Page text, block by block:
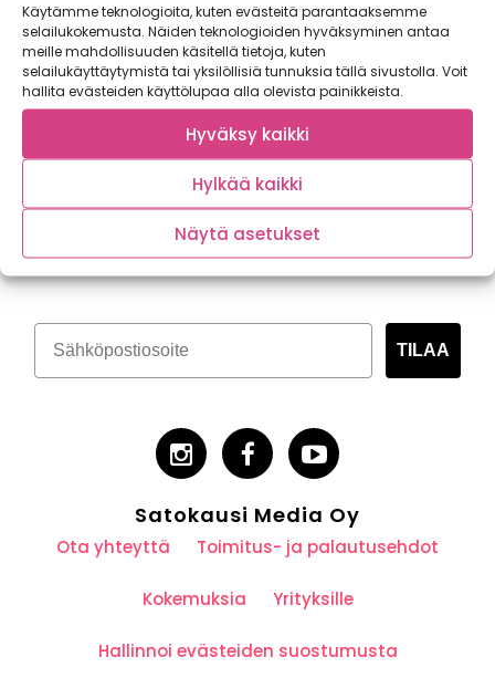
Käytämme teknologioita, kuten evästeitä parantaaksemme
selailukokemusta. Näiden teknologioiden hyväksyminen antaa
meille mahdollisuuden käsitellä tietoja, kuten
selailukäyttäytymistä tai yksilöllisiä tunnuksia tällä sivustolla. Voit
hallita evästeiden käyttölupaa alla olevista painikkeista.
Hyväksy kaikki
Hylkää kaikki
Näytä asetukset
Tilaa kasvispitoinen uutiskirje
TILAA
Satokausi Media Oy
Ota yhteyttä Toimitus- ja palautusehdot
Kokemuksia Yrityksille
Hallinnoi evästeiden suostumusta